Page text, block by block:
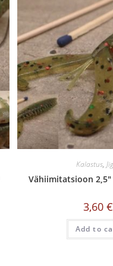
Kalastus,
Vähiimitatsioon
3,60 €
Add to